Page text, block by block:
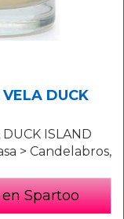
DUCK
ISLAND
> Candelabros,
Spartoo